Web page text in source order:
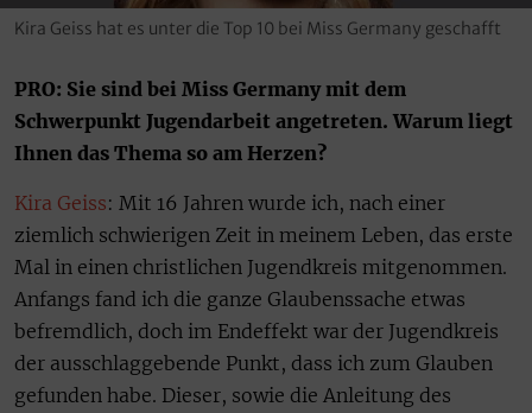
Kira Geiss hat es unter die Top 10 bei Miss Germany geschafft
PRO: Sie sind bei Miss Germany mit dem
Schwerpunkt Jugendarbeit angetreten. Warum liegt
Ihnen das Thema so am Herzen?
Kira Geiss: Mit 16 Jahren wurde ich, nach einer
ziemlich schwierigen Zeit in meinem Leben, das erste
Mal in einen christlichen Jugendkreis mitgenommen.
Anfangs fand ich die ganze Glaubenssache etwas
befremdlich, doch im Endeffekt war der Jugendkreis
der ausschlaggebende Punkt, dass ich zum Glauben
gefunden habe. Dieser, sowie die Anleitung des